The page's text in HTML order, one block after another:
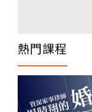
熱門課程